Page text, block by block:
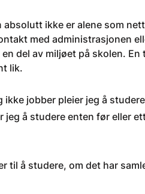
absolutt ikke er alene som
med administrasjonen
del av miljøet på skolen.
lik.
ikke jobber pleier jeg å
jeg å studere enten før eller
til å studere, om det har